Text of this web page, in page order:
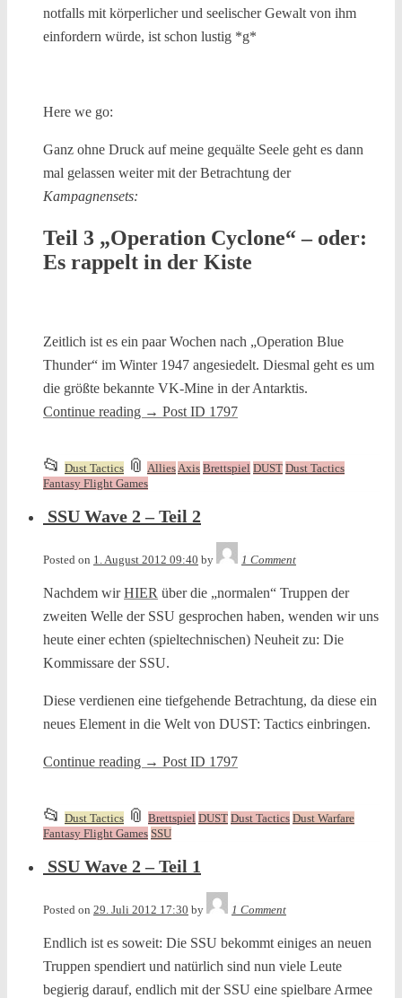
notfalls mit körperlicher und seelischer Gewalt von ihm
einfordern würde, ist schon lustig *g*
Here we go:
Ganz ohne Druck auf meine gequälte Seele geht es dann
mal gelassen weiter mit der Betrachtung der
Kampagnensets:
Teil 3 „Operation Cyclone“ – oder:
Es rappelt in der Kiste
Zeitlich ist es ein paar Wochen nach „Operation Blue
Thunder“ im Winter 1947 angesiedelt. Diesmal geht es um
die größte bekannte VK-Mine in der Antarktis.
Continue reading → Post ID 1797
📂 This
entry
was
posted
Dust Tactics 📎 and
tagged
Allies Axis Brettspiel DUST Dust Tactics
Fantasy Flight Games
SSU Wave 2 – Teil 2
Posted on 1. August 2012 09:40 by
1 Comment
Nachdem wirHIER über die „normalen“ Truppen der
zweiten Welle der SSU gesprochen haben, wenden wir uns
heute einer echten (spieltechnischen) Neuheit zu: Die
Kommissare der SSU.
Diese verdienen eine tiefgehende Betrachtung, da diese ein
neues Element in die Welt von DUST: Tactics einbringen.
Continue reading → Post ID 1797
📂 This
entry
was
posted
in
Dust Tactics 📎 and
tagged
Brettspiel DUST Dust Tactics Dust Warfare
Fantasy Flight Games SSU
SSU Wave 2 – Teil 1
Posted on 29. Juli 2012 17:30 by
1 Comment
Endlich ist es soweit: Die SSU bekommt einiges an neuen
Truppen spendiert und natürlich sind nun viele Leute
begierig darauf, endlich mit der SSU eine spielbare Armee